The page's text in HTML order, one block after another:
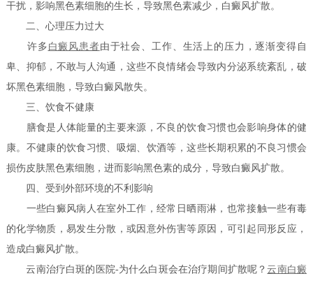
干扰，影响黑色素细胞的生长，导致黑色素减少，白癜风扩散。
二、心理压力过大
许多 白癜风患者由于社会、工作、生活上的压力，逐渐变得自
卑、抑郁，不敢与人沟通，这些不良情绪会导致内分泌系统紊乱，破
坏黑色素细胞，导致白癜风散失。
三、饮食不健康
膳食是人体能量的主要来源，不良的饮食习惯也会影响身体的健
康。不健康的饮食习惯、吸烟、饮酒等，这些长期积累的不良习惯会
损伤皮肤黑色素细胞，进而影响黑色素的成分，导致白癜风扩散。
四、受到外部环境的不利影响
一些白癜风病人在室外工作，经常日晒雨淋，也常接触一些有毒
的化学物质，易发生分散，或因意外伤害等原因，可引起同形反应，
造成白癜风扩散。
云南治疗白斑的医院-为什么白斑会在治疗期间扩散呢？云南白癜